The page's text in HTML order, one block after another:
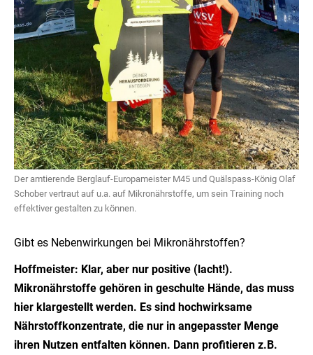
Der amtierende Berglauf-Europameister M45 und Quälspass-König Olaf
Schober vertraut auf u.a. auf Mikronährstoffe, um sein Training noch
effektiver gestalten zu können.
Gibt es Nebenwirkungen bei Mikronährstoffen?
Hoffmeister: Klar, aber nur positive (lacht!).
Mikronährstoffe gehören in geschulte Hände, das muss
hier klargestellt werden. Es sind hochwirksame
Nährstoffkonzentrate, die nur in angepasster Menge
ihren Nutzen entfalten können. Dann profitieren z.B.